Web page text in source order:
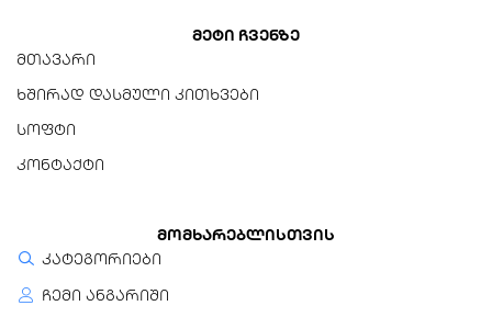
მეტი ჩვენზე
მთავარი
ხშირად დასმული კითხვები
სოფტი
კონტაქტი
მომხარებლისთვის
კატეგორიები
ჩემი ანგარიში